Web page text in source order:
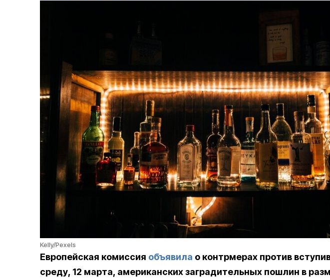
Kelly/Pexels
Европейская комиссия объявила о контрмерах против
среду, 12 марта, американских заградительных пошлин в